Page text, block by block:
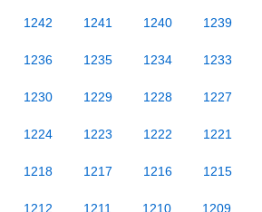
1242 1241 1240 1239
1236 1235 1234 1233
1230 1229 1228 1227
1224 1223 1222 1221
1218 1217 1216 1215
1212 1211 1210 1209